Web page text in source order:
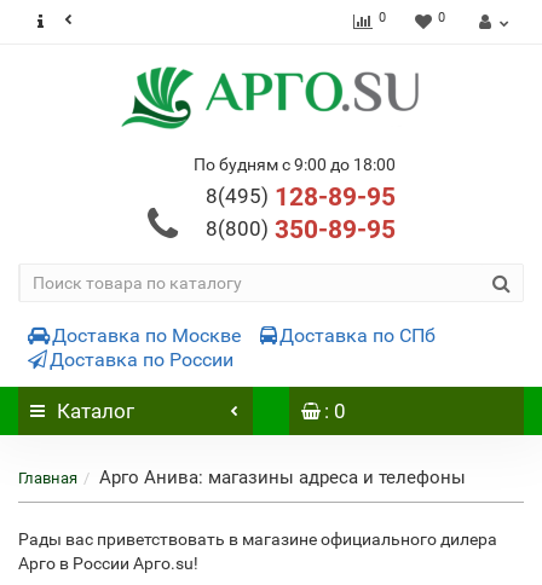
0 0
По будням с 9:00 до 18:00
8(495) 128-89-95
8(800) 350-89-95
Доставка по Москве
Доставка по СПб
Доставка по России
Каталог : 0
Главная Арго Анива: магазины адреса и телефоны
Рады вас приветствовать в магазине официального дилера
Арго в России Арго.su!